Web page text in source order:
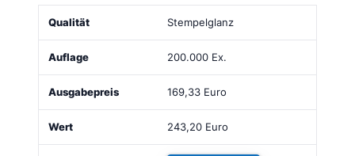
Qualität Ausgabepreis
Stempelglanz
200.000 Ex.
169,33 Euro
243,20 Euro